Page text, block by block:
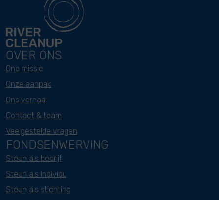
OVER ONS
One missie
Onze aanpak
Ons verhaal
Contact & team
Veelgestelde vragen
FONDSENWERVING
Steun als bedrijf
Steun als individu
Steun als stichting